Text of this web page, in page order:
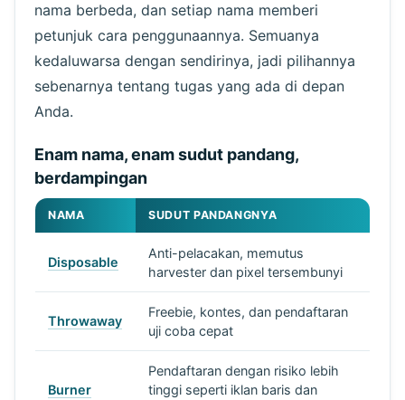
nama berbeda, dan setiap nama memberi
petunjuk cara penggunaannya. Semuanya
kedaluwarsa dengan sendirinya, jadi pilihannya
sebenarnya tentang tugas yang ada di depan
Anda.
Enam nama, enam sudut pandang,
berdampingan
NAMA SUDUT PANDANGNYA
Disposable
Anti-pelacakan, memutus
harvester dan pixel tersembunyi
Throwaway
Freebie, kontes, dan pendaftaran
uji coba cepat
Burner
Pendaftaran dengan risiko lebih
tinggi seperti iklan baris dan